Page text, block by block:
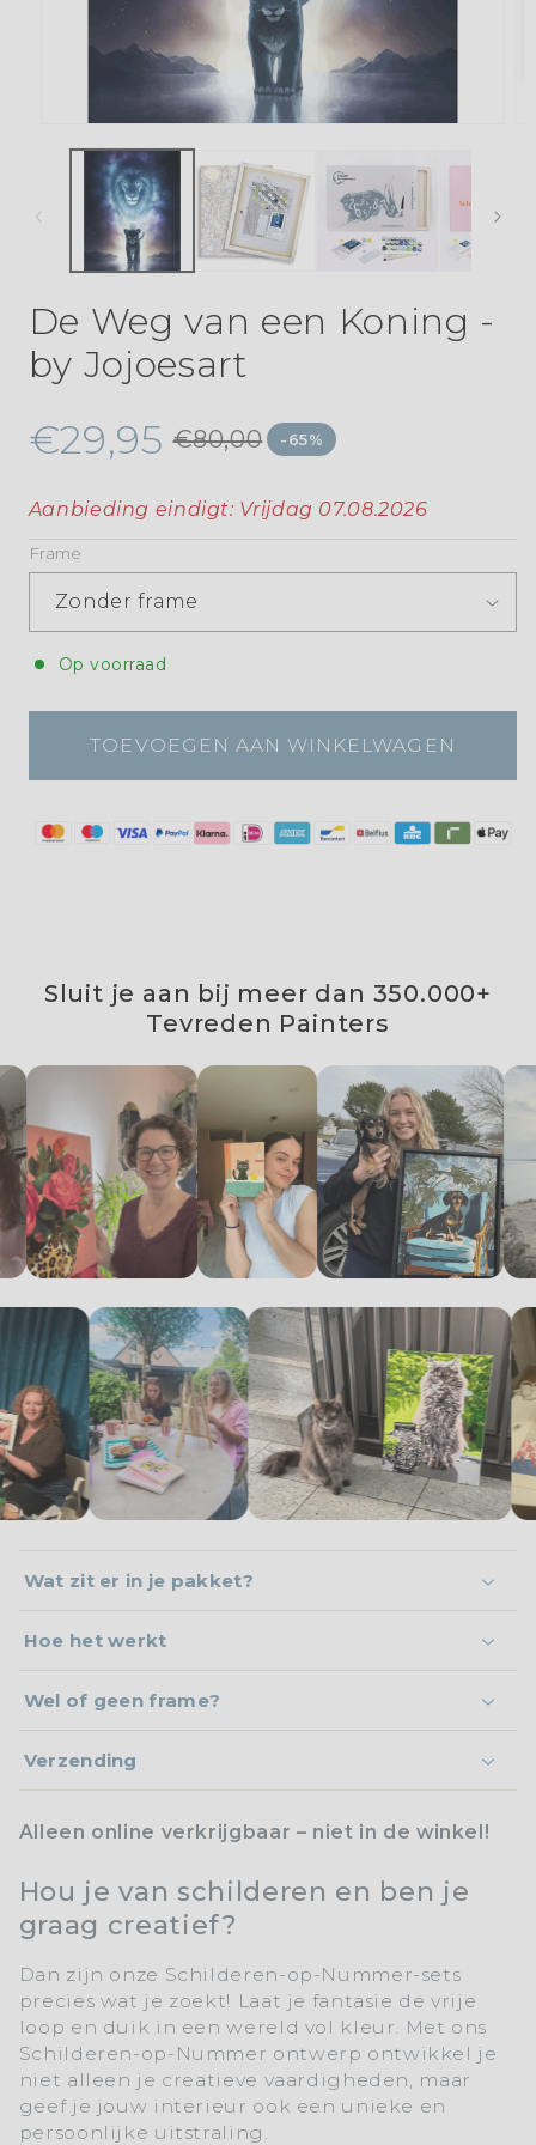
De Weg van een Koning -
by Jojoesart
€29,95 €80,00 -65%
Aanbieding eindigt: Vrijdag 07.08.2026
Frame
Op voorraad
TOEVOEGEN AAN WINKELWAGEN
Sluit je aan bij meer dan 350.000+
Tevreden Painters
Wat zit er in je pakket?
Hoe het werkt
Wel of geen frame?
Verzending
Alleen online verkrijgbaar – niet in de winkel!
Hou je van schilderen en ben je
graag creatief?
Dan zijn onze Schilderen-op-Nummer-sets
precies wat je zoekt! Laat je fantasie de vrije
loop en duik in een wereld vol kleur. Met ons
Schilderen-op-Nummer ontwerp ontwikkel je
niet alleen je creatieve vaardigheden, maar
geef je jouw interieur ook een unieke en
persoonlijke uitstraling.